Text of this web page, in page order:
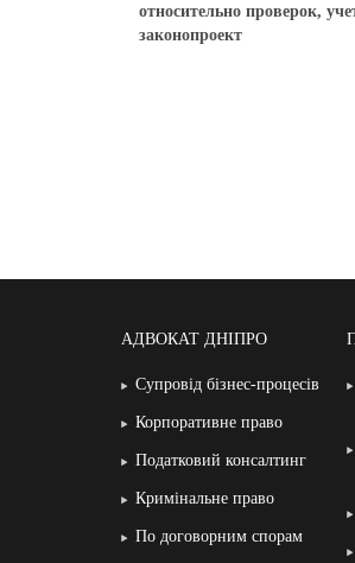
относительно проверок,
законопроект
АДВОКАТ ДНІПРО
Супровід бізнес-процесів
Корпоративне право
Податковий консалтинг
Кримінальне право
По договорним спорам